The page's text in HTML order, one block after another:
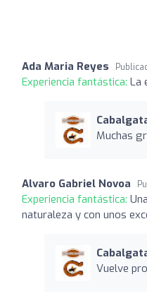
Ada Maria Reyes
Experiencia fantástica: La
Muchas
Alvaro Gabriel Novoa
Experiencia fantástica:
naturaleza y con unos
Vuelve